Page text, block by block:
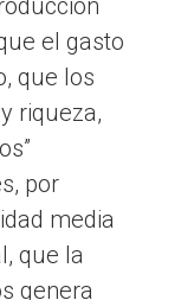
el gasto
que los
riqueza,
por
media
que la
genera